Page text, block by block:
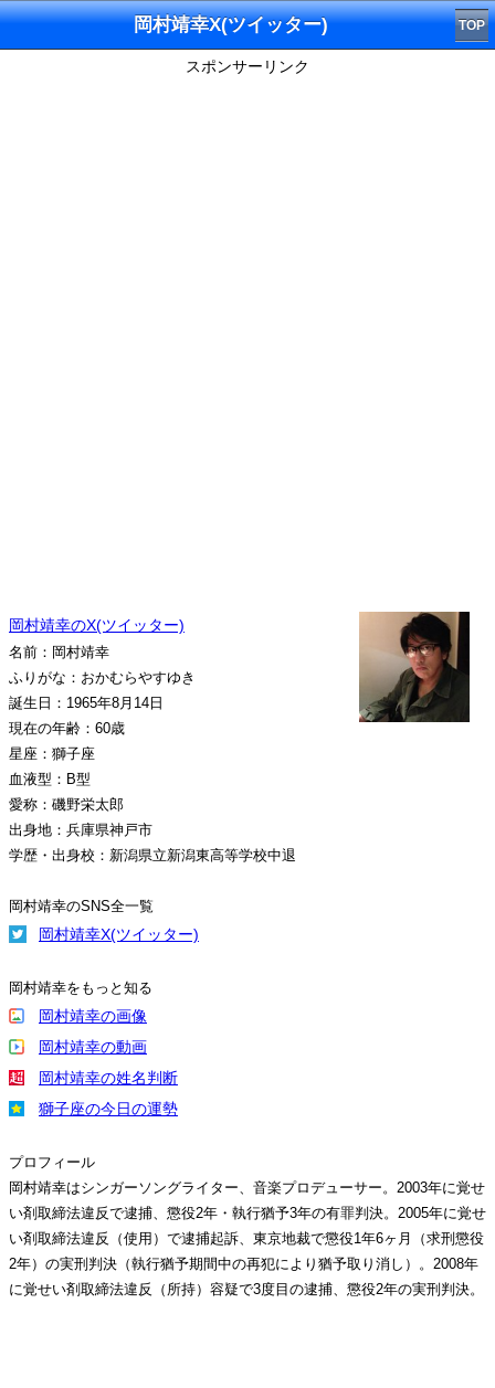
岡村靖幸X(ツイッター) TOP
スポンサーリンク
岡村靖幸のX(ツイッター)
名前：岡村靖幸
ふりがな：おかむらやすゆき
誕生日：1965年8月14日
現在の年齢：60歳
星座：獅子座
血液型：B型
愛称：磯野栄太郎
出身地：兵庫県神戸市
学歴・出身校：新潟県立新潟東高等学校中退
岡村靖幸のSNS全一覧
岡村靖幸X(ツイッター)
岡村靖幸をもっと知る
岡村靖幸の画像
岡村靖幸の動画
岡村靖幸の姓名判断
獅子座の今日の運勢
プロフィール
岡村靖幸はシンガーソングライター、音楽プロデューサー。2003年に覚せ
い剤取締法違反で逮捕、懲役2年・執行猶予3年の有罪判決。2005年に覚せ
い剤取締法違反（使用）で逮捕起訴、東京地裁で懲役1年6ヶ月（求刑懲役
2年）の実刑判決（執行猶予期間中の再犯により猶予取り消し）。2008年
に覚せい剤取締法違反（所持）容疑で3度目の逮捕、懲役2年の実刑判決。